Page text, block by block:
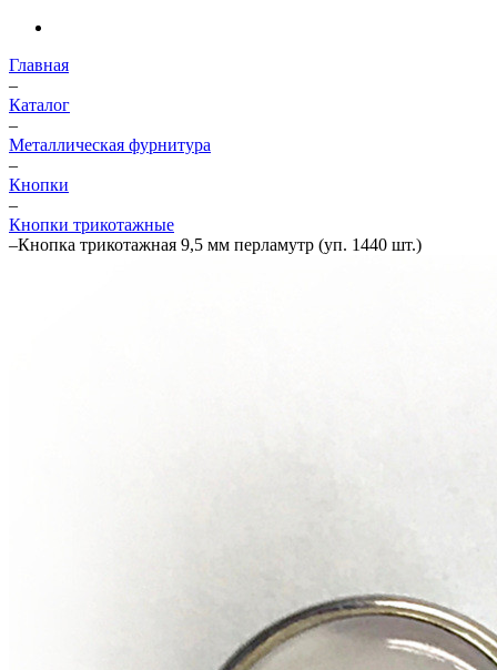
Главная
–
Каталог
–
Металлическая фурнитура
–
Кнопки
–
Кнопки трикотажные
–Кнопка трикотажная 9,5 мм перламутр (уп. 1440 шт.)